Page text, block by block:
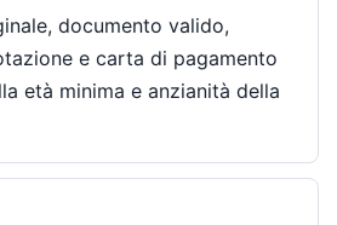
documento valido,
e carta di pagamento
età minima e anzianità della